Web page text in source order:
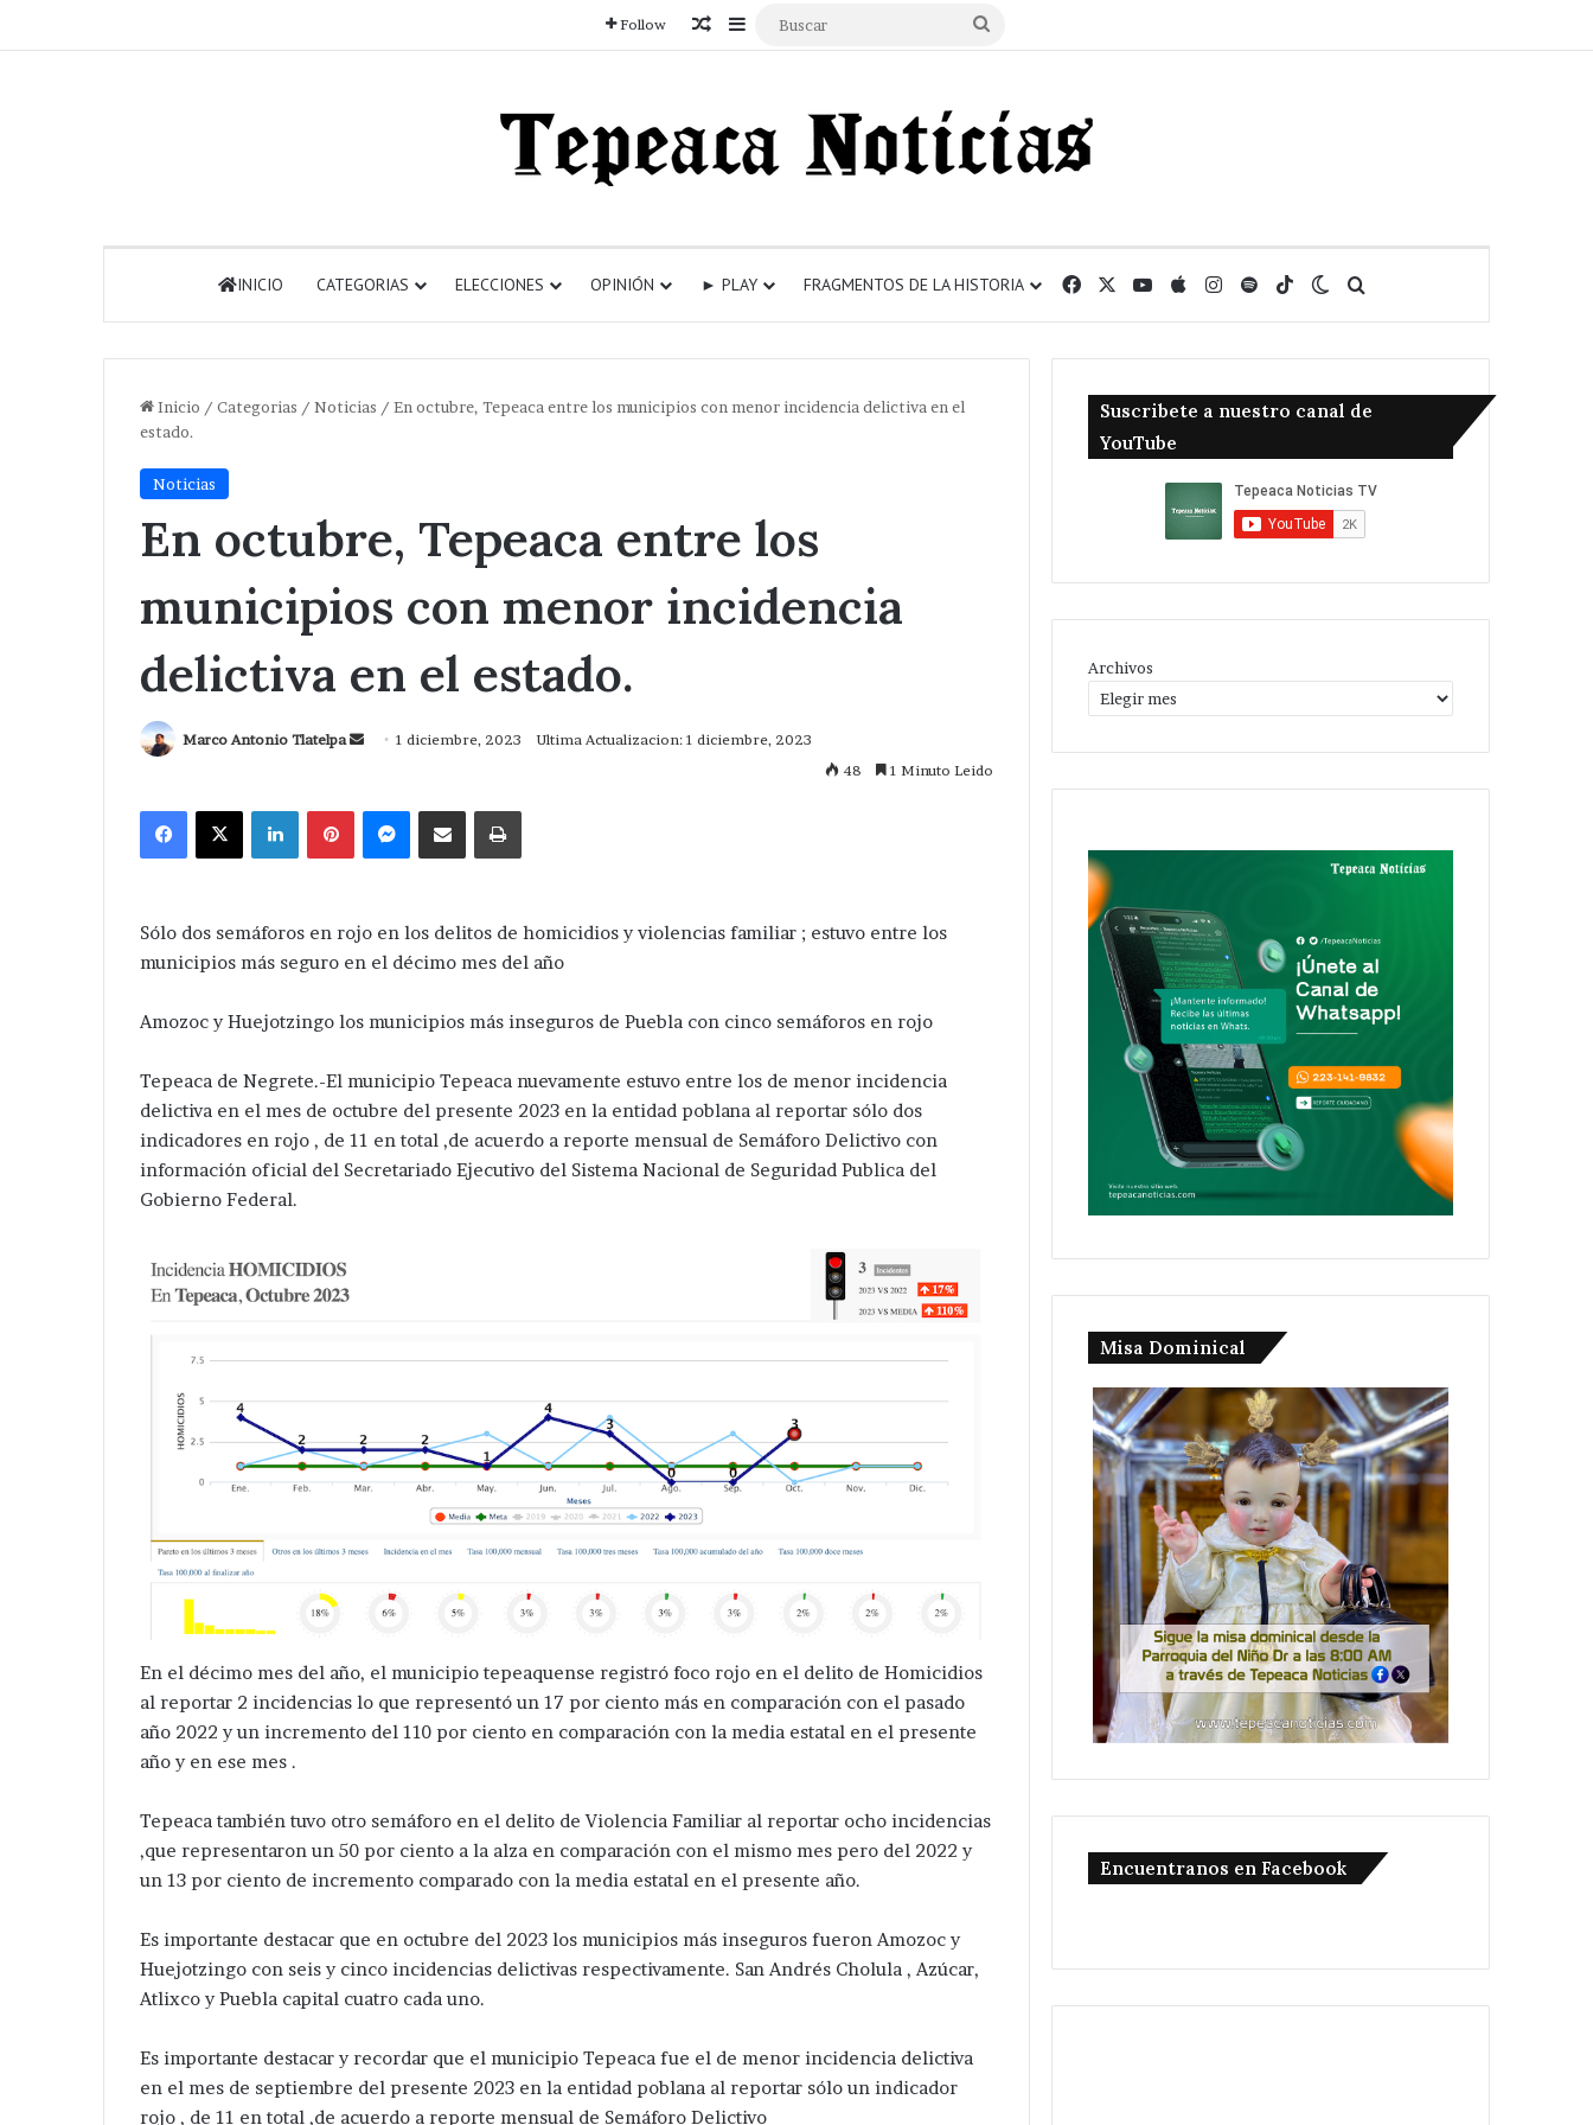
Follow Articulo aleatorio
Sidebar
INICIO CATEGORIAS ELECCIONES OPINIÓN ► PLAY FRAGMENTOS DE LA HISTORIA FacebookYouTube
AppleInstagram
SpotifyTikTokSwitch skin
Inicio / Categorias / Noticias / En octubre, Tepeaca entre los municipios con menor incidencia delictiva en el
estado.
Noticias
En octubre, Tepeaca entre los
municipios con menor incidencia
delictiva en el estado.
Marco Antonio Tlatelpa
Send1 diciembre, 2023
Ultima Actualizacion: 1 diciembre, 2023
48
1 Minuto Leido
Facebook
X LinkedInPinterestMessengerCompartir via CorreoImprimir
Sólo dos semáforos en rojo en los delitos de homicidios y violencias familiar ; estuvo entre los
municipios más seguro en el décimo mes del año
Amozoc y Huejotzingo los municipios más inseguros de Puebla con cinco semáforos en rojo
Tepeaca de Negrete.-El municipio Tepeaca nuevamente estuvo entre los de menor incidencia
delictiva en el mes de octubre del presente 2023 en la entidad poblana al reportar sólo dos
indicadores en rojo , de 11 en total ,de acuerdo a reporte mensual de Semáforo Delictivo con
información oficial del Secretariado Ejecutivo del Sistema Nacional de Seguridad Publica del
Gobierno Federal.
En el décimo mes del año, el municipio tepeaquense registró foco rojo en el delito de Homicidios
al reportar 2 incidencias lo que representó un 17 por ciento más en comparación con el pasado
año 2022 y un incremento del 110 por ciento en comparación con la media estatal en el presente
año y en ese mes .
Tepeaca también tuvo otro semáforo en el delito de Violencia Familiar al reportar ocho incidencias
,que representaron un 50 por ciento a la alza en comparación con el mismo mes pero del 2022 y
un 13 por ciento de incremento comparado con la media estatal en el presente año.
Es importante destacar que en octubre del 2023 los municipios más inseguros fueron Amozoc y
Huejotzingo con seis y cinco incidencias delictivas respectivamente. San Andrés Cholula , Azúcar,
Atlixco y Puebla capital cuatro cada uno.
Es importante destacar y recordar que el municipio Tepeaca fue el de menor incidencia delictiva
en el mes de septiembre del presente 2023 en la entidad poblana al reportar sólo un indicador
rojo , de 11 en total ,de acuerdo a reporte mensual de Semáforo Delictivo
Suscribete a nuestro canal de
YouTube
Archivos
Misa Dominical
Encuentranos en Facebook